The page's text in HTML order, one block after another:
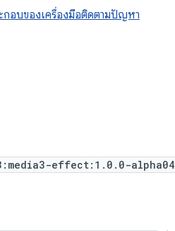
กอบของเครื่องมือติดตามปัญหา
effect:1.0.0-alpha04